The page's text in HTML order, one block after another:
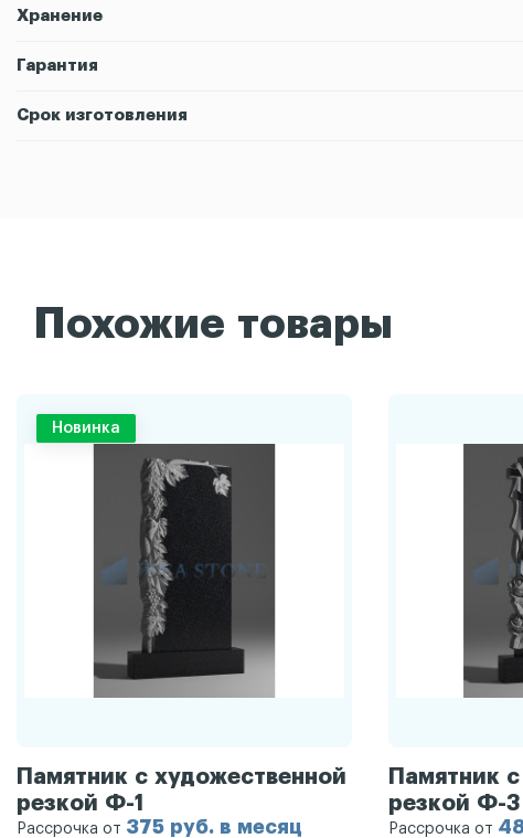
Хранение
Гарантия
Срок изготовления
Похожие товары
Новинка
Памятник с художественной
резкой Ф-1
Рассрочка от 375 руб. в месяц
Памятник
резкой Ф-3
Рассрочка от